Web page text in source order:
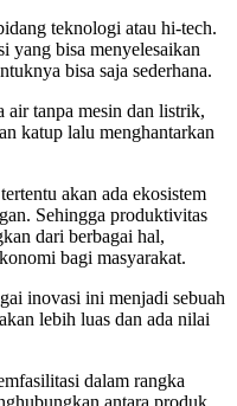
teknologi atau hi-tech.
yang bisa menyelesaikan
bisa saja sederhana.
air tanpa mesin dan listrik,
katup lalu menghantarkan
akan ada ekosistem
Sehingga produktivitas
dari berbagai hal,
bagi masyarakat.
inovasi ini menjadi sebuah
lebih luas dan ada nilai
dalam rangka
antara produk